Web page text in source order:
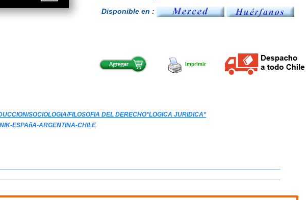
Disponible en :
Imprimir
SOCIOLOGIA/FILOSOFIA DEL DERECHO*LOGICA JURIDICA*
ESPAñA-ARGENTINA-CHILE